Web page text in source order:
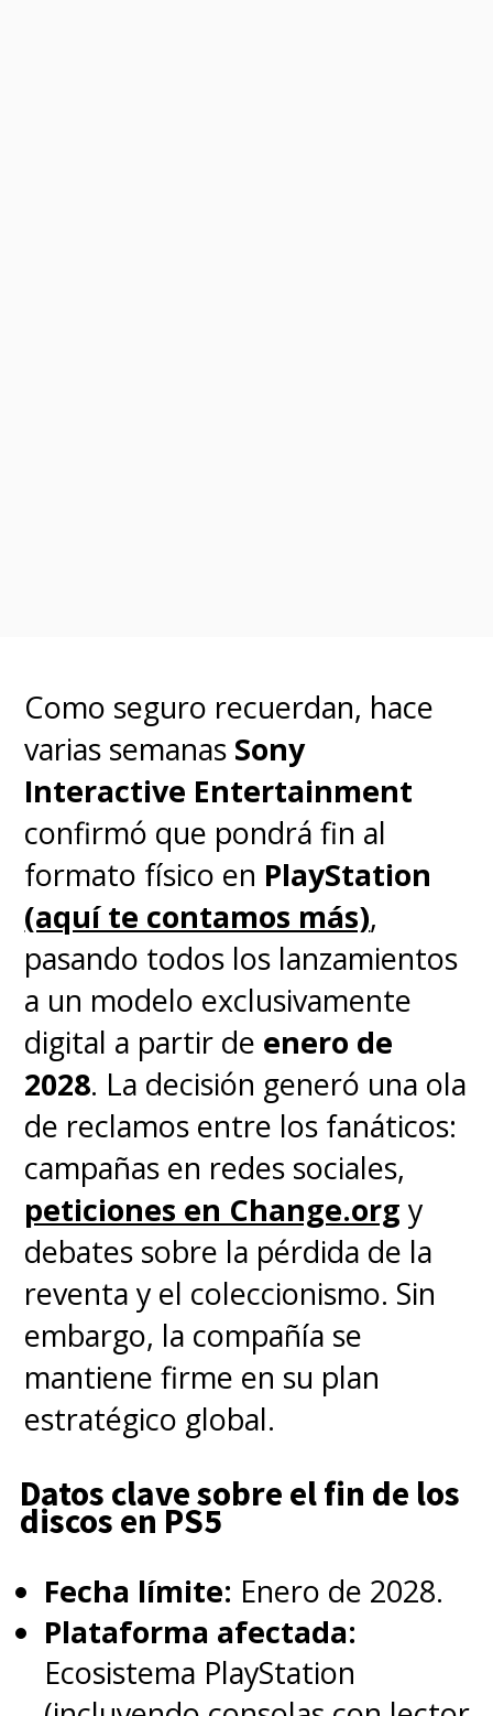
Como seguro recuerdan, hace
varias semanas Sony
Interactive Entertainment
confirmó que pondrá fin al
formato físico en PlayStation
(aquí te contamos más),
pasando todos los lanzamientos
a un modelo exclusivamente
digital a partir de enero de
2028. La decisión generó una ola
de reclamos entre los fanáticos:
campañas en redes sociales,
peticiones en Change.org y
debates sobre la pérdida de la
reventa y el coleccionismo. Sin
embargo, la compañía se
mantiene firme en su plan
estratégico global.
Datos clave sobre el fin de los
discos en PS5
Fecha límite: Enero de 2028.
Plataforma afectada:
Ecosistema PlayStation